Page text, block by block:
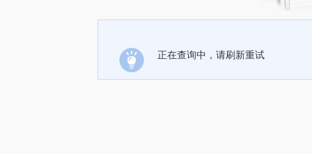
正在查询中，请刷新重试